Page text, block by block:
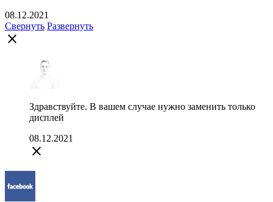
08.12.2021
Свернуть Развернуть
close
Здравствуйте. В вашем случае нужно заменить только
дисплей
08.12.2021
close